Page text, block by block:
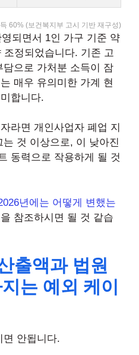
60% (보건복지부 고시 기반 재구성)
되면서 1인 가구 기준 약
정되었습니다. 기존 고
으로 가처분 소득이 잠
매우 유의미한 가계 현
합니다.
라면 개인사업자 폐업 지
것 이상으로, 이 낮아진
동력으로 작용하게 될 것
년에는 어떻게 변했는
을 참조하시면 될 것 같습
출액과 법원
는 예외 케이
면 안됩니다.